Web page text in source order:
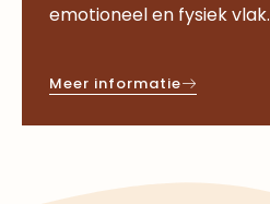
emotioneel en fysiek vlak.
Meer informatie